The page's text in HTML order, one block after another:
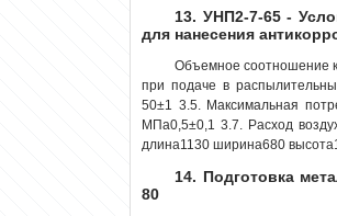
13. УНП2-7-65 -
для нанесения
Объемное соотношение
при подаче в
50±1 3.5. Максимальная
МПа0,5±0,1 3.7. Расход
длина1130 ширина680
14. Подготовка
80